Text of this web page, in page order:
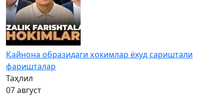
Қайнона образидаги ҳокимлар ёхуд сариштали
фаришталар
Таҳлил
07 август